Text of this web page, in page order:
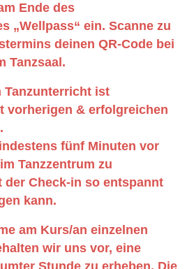
Ende des
„Wellpass“ ein. Scanne zu
deinen QR-Code bei
Tanzsaal.
Tanzunterricht ist
vorherigen & erfolgreichen
fünf Minuten vor
Tanzzentrum zu
der Check-in so entspannt
kann.
am Kurs/an einzelnen
wir uns vor, eine
Stunde zu erheben. Die